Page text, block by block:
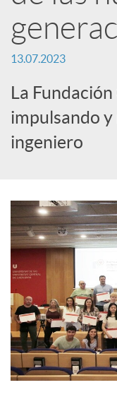
b
l
i
c
a
d
o
r
d
13.07.2023
La
impulsando
ingeniero